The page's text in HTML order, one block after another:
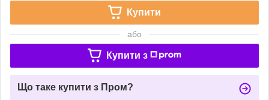
Купити
або
Купити з
Що таке купити з Пром?